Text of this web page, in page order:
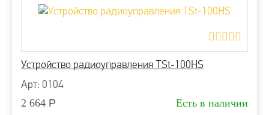
Устройство радиоуправления TSt-100HS
Арт: 0104
2 664 Р Есть в наличии